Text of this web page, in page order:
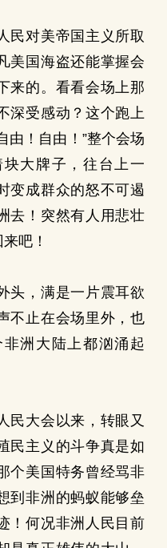
对美帝国主义所取
美国海盗还能掌握会
来的。看看会场上那
深受感动？这个跑上
由！自由！”整个会场
大牌子，往台上一
变成群众的怒不可遏
去！突然有人用悲壮
吧！
，满是一片震耳欲
不止在会场里外，也
洲大陆上都汹涌起
大会以来，转眼又
民主义的斗争真是如
个美国特务曾经骂非
到非洲的蚂蚁能够垒
！何况非洲人民目前